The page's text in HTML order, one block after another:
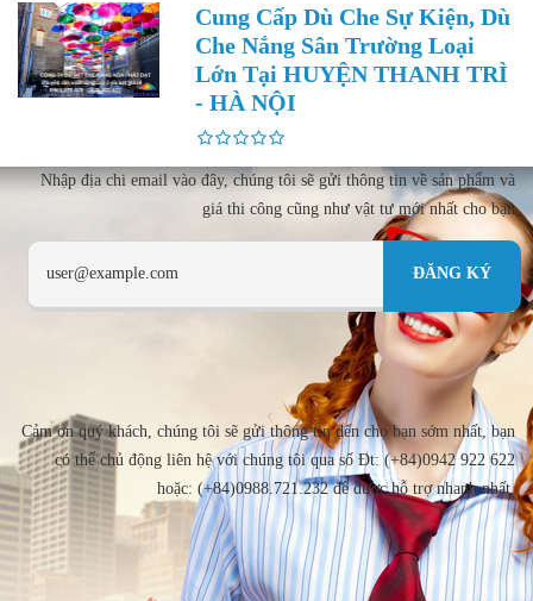
Cung Cấp Dù Che Sự Kiện, Dù
Che Nắng Sân Trường Loại
Lớn Tại HUYỆN THANH TRÌ
- HÀ NỘI
Nhập địa chi email vào đây, chúng tôi sẽ gửi thông tin về sản phẩm và
giá thi công cũng như vật tư mới nhất cho bạn
Cảm ơn quý khách, chúng tôi sẽ gửi thông tin đến cho bạn sớm nhất, bạn
có thể chủ động liên hệ với chúng tôi qua số Đt: (+84)0942 922 622
hoặc: (+84)0988.721.232 để được hỗ trợ nhanh nhất.